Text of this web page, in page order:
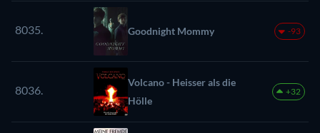
8035. Goodnight Mommy -93
8036.
Volcano - Heisser als die
Hölle
+32